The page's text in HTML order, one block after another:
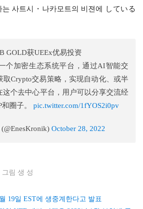
사트시・나카모트의 비젼에 している
GOLD获UEEx优易投资
个加密生态系统平台，通过AI智能交
取Crypto交易策略，实现自动化、或半
这个去中心平台，用户可以分享交流经
圈子。 pic.twitter.com/1fYOS2i0pv
October 28, 2022
그림 생 성
19일 EST에 생중계한다고 발표